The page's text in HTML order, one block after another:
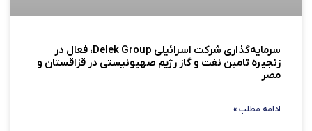
سرمایه‌گذاری شرکت اسرائیلی Delek Group، فعال در
زنجیره تامین نفت و گاز رژیم صهیونیستی در قزاقستان و
مصر
ادامه مطلب »